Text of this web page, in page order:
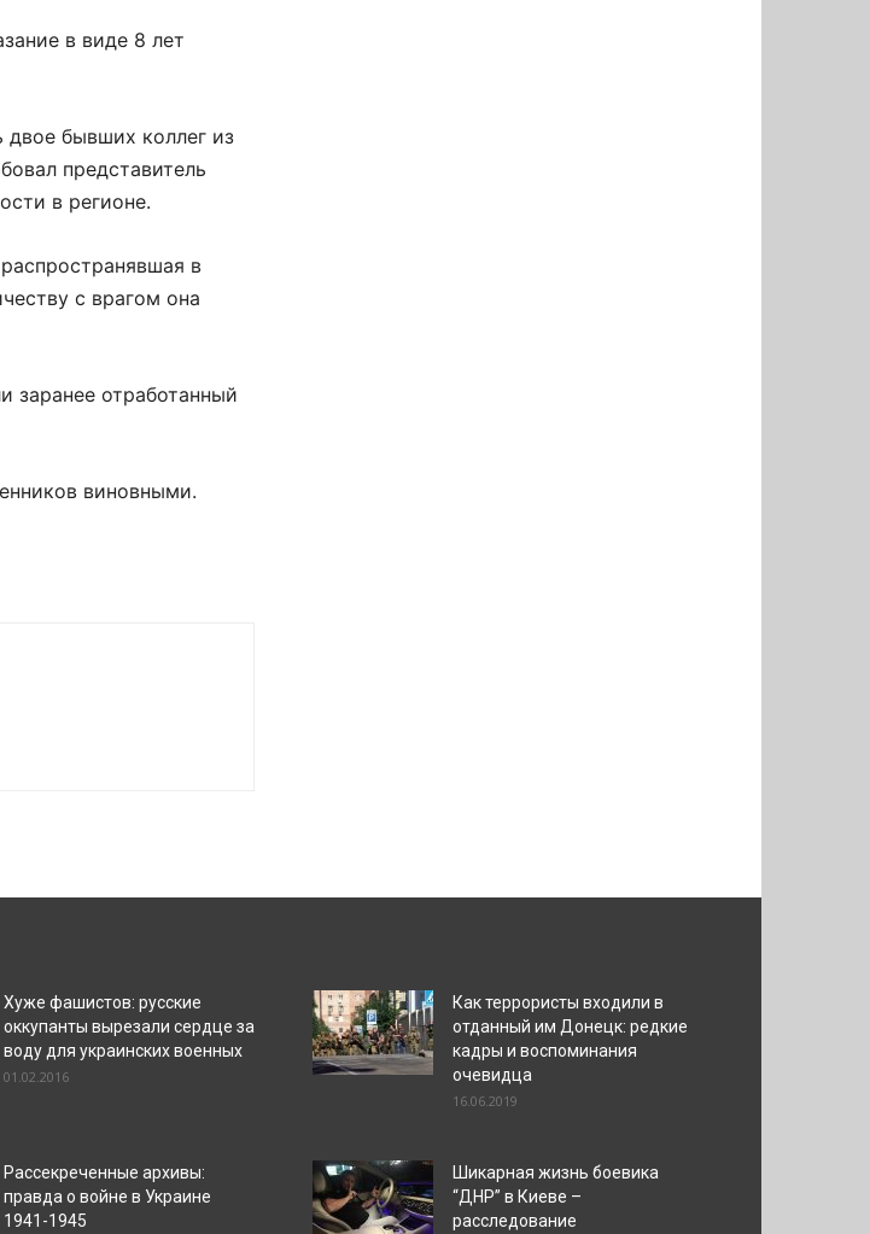
в виде 8 лет
двое бывших коллег из
представитель
в регионе.
в
с врагом она
заранее отработанный
виновными.
Хуже фашистов: русские
оккупанты вырезали сердце за
воду для украинских военных
01.02.2016
Как террористы входили в
отданный им Донецк: редкие
кадры и воспоминания
очевидца
16.06.2019
Рассекреченные архивы:
правда о войне в Украине
1941-1945
Шикарная жизнь боевика
“ДНР” в Киеве –
расследование